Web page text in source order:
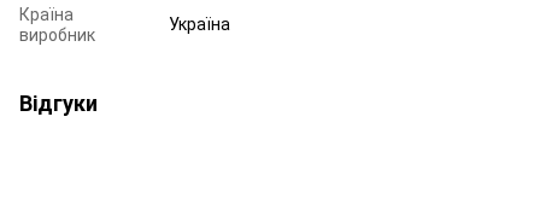
Країна
виробник
Україна
Відгуки